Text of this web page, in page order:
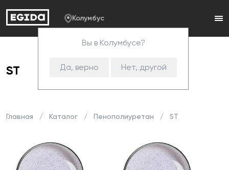
Колумбус
Вы в Колумбусе?
Да, верно Нет, другой
ST
Главная Каталог Пенополиуретан ST